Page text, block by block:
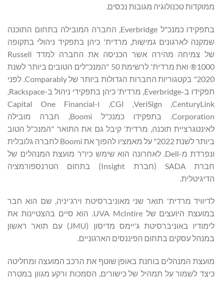
ממוקדות טכנולוגיה מגובות נכסים.
בתפקידו כמנכ"ל Everbridge, החברה המובילה בתחום התוכנה
שמקנה לארגונים גמישות, מרדית' כיהן בתפקיד ניהולי בתקופה
של צמיחה מהירה אשר הכניסה את החברה למדד Russell
1000® ואת מרדית' לרשימת 50 "המנכ"לים הטובים ביותר לשנת
2020" בקטגוריות החברות הגדולות ביותר של Comparably. לפני
‏CenturyLink, ‏VeriSign, ‏CGI, ו-Capital One Financial
Corporation. בתפקידו כמנכ"ל Boomi, חברה מובילה
לאינטגרציית תוכנה, מרדית' קיבל גם את התואר "המנכ"ל הטוב
ביותר לשנת 2022" על מאמציו להפוך את Boomi לחברה גלובלית
ונפרדת מ-Dell. לאחרונה הוא שימש כיו"ר מועצת המנהלים של
חברת SADA (חברת Insight) בתחום הטרנספורמציה
הדיגיטלית.
לדיוויד מרדית' תואר שני מאוניברסיטת וירג'יניה, שם הוא חבר
במועצת היועצים של UVA McIntire. הוא סיים בהצטיינות את
לימודיו באוניברסיטת ג'יימס מדיסון (JMU) עם תואר ראשון
במנהל עסקים בתחום הפיננסים הארגוניים.
מועצת המנהלים בוחנת באופן שוטף את הרכב המועצה ומחליטה
כיצד לשמור על תמהיל של כישורים, הסמכות ורקע מגוון במטרה